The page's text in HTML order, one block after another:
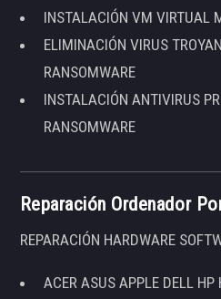
INSTALACIÓN VM VIRTUAL
ELIMINACIÓN VIRUS
RANSOMWARE
INSTALACIÓN ANTIVIRUS
RANSOMWARE
Reparación Ordenador
REPARACIÓN HARDWARE
ACER ASUS APPLE DELL HP